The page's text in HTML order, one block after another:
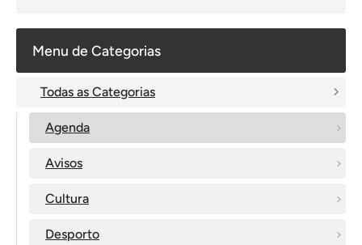
Menu de Categorias
Todas as Categorias
Agenda
Avisos
Cultura
Desporto